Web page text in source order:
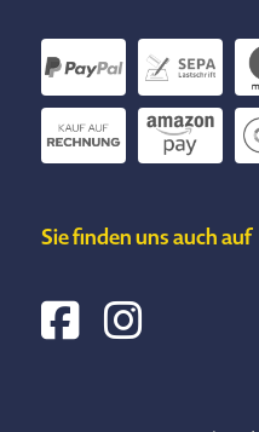
Sie finden uns auch auf